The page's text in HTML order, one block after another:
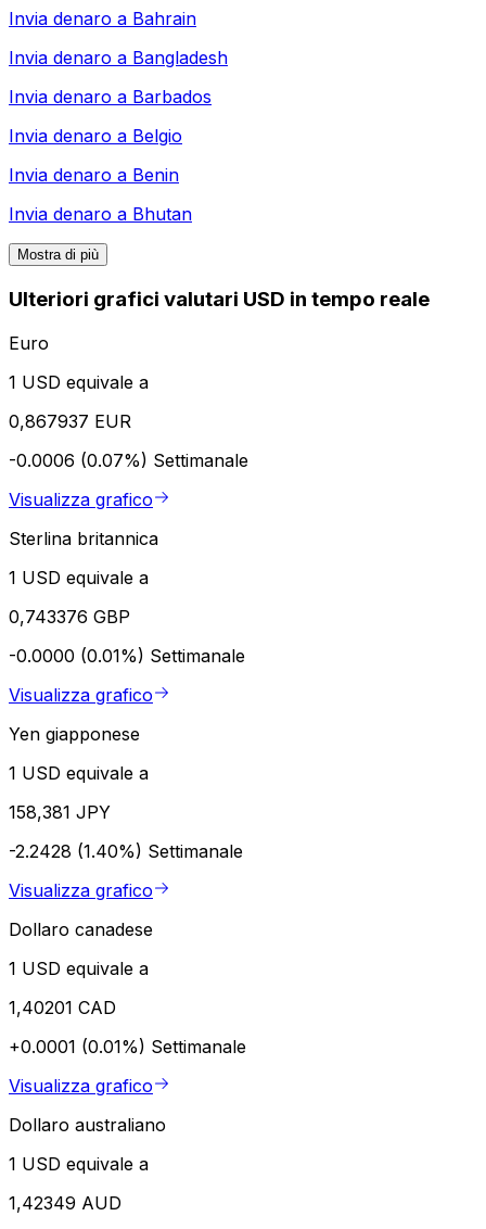
Invia denaro a Bahrain
Invia denaro a Bangladesh
Invia denaro a Barbados
Invia denaro a Belgio
Invia denaro a Benin
Invia denaro a Bhutan
Mostra di più
Ulteriori grafici valutari USD in tempo reale
Euro
1 USD equivale a
0,867937 EUR
-0.0006 (0.07%) Settimanale
Visualizza grafico
Sterlina britannica
1 USD equivale a
0,743376 GBP
-0.0000 (0.01%) Settimanale
Visualizza grafico
Yen giapponese
1 USD equivale a
158,381 JPY
-2.2428 (1.40%) Settimanale
Visualizza grafico
Dollaro canadese
1 USD equivale a
1,40201 CAD
+0.0001 (0.01%) Settimanale
Visualizza grafico
Dollaro australiano
1 USD equivale a
1,42349 AUD